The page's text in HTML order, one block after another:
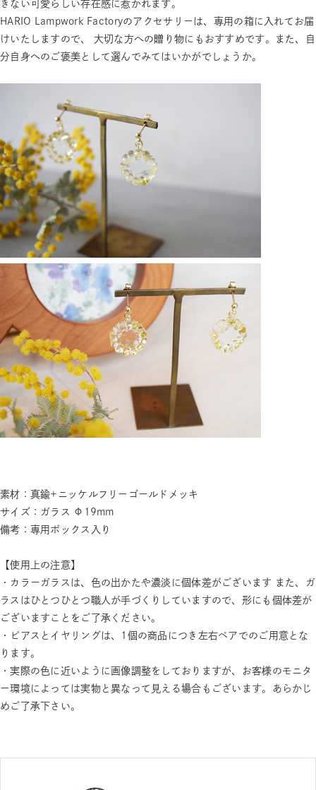
きない可愛らしい存在感に惹かれます。
HARIO Lampwork Factoryのアクセサリーは、専用の箱に入れてお届
けいたしますので、 大切な方への贈り物にもおすすめです。また、自
分自身へのご褒美として選んでみてはいかがでしょうか。
素材：真鍮+ニッケルフリーゴールドメッキ
サイズ：ガラス Φ19mm
備考：専用ボックス入り
【使用上の注意】
・カラーガラスは、色の出かたや濃淡に個体差がございます また、ガ
ラスはひとつひとつ職人が手づくりしていますので、形にも個体差が
ございますことをご了承ください。
・ピアスとイヤリングは、1個の商品につき左右ペアでのご用意とな
ります。
・実際の色に近いように画像調整をしておりますが、お客様のモニタ
ー環境によっては実物と異なって見える場合もございます。あらかじ
めご了承下さい。